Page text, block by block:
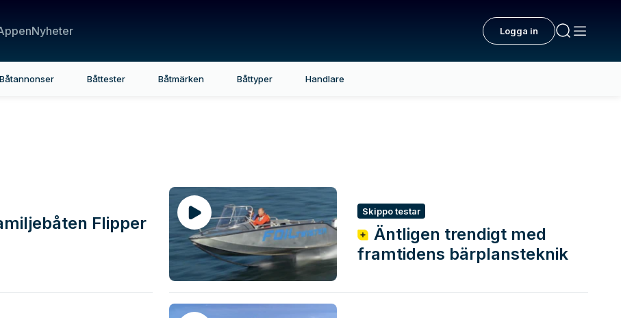
Nyheter Logga in
Båtannonser Båttester Båtmärken Båttyper Handlare
båttester och de senaste
Flipper
Skippo testar
Äntligen trendigt med
framtidens bärplansteknik